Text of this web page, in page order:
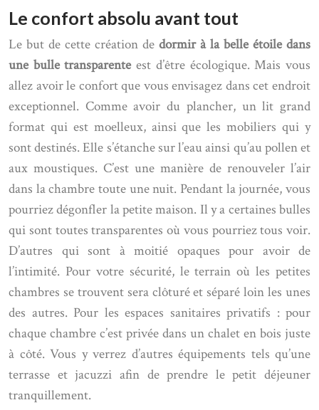
Le confort absolu avant tout
Le but de cette création de dormir à la belle étoile dans
une bulle transparenteest d’être écologique. Mais vous
allez avoir le confort que vous envisagez dans cet endroit
exceptionnel. Comme avoir du plancher, un lit grand
format qui est moelleux, ainsi que les mobiliers qui y
sont destinés. Elle s’étanche sur l’eau ainsi qu’au pollen et
aux moustiques. C’est une manière de renouveler l’air
dans la chambre toute une nuit. Pendant la journée, vous
pourriez dégonfler la petite maison. Il y a certaines bulles
qui sont toutes transparentes où vous pourriez tous voir.
D’autres qui sont à moitié opaques pour avoir de
l’intimité. Pour votre sécurité, le terrain où les petites
chambres se trouvent sera clôturé et séparé loin les unes
des autres. Pour les espaces sanitaires privatifs : pour
chaque chambre c’est privée dans un chalet en bois juste
à côté. Vous y verrez d’autres équipements tels qu’une
terrasse et jacuzzi afin de prendre le petit déjeuner
tranquillement.